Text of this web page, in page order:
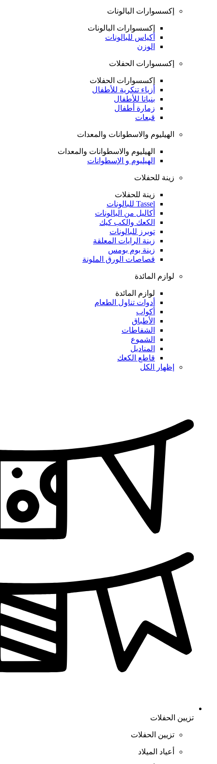
إكسسوارات البالونات
إكسسوارات البالونات
أكياس للبالونات
الوزن
إكسسوارات الحفلات
إكسسوارات الحفلات
أزياء تنكرية للأطفال
بنياتا للأطفال
زمارة أطفال
قبعات
الهيليوم والاسطوانات والمعدات
الهيليوم والاسطوانات والمعدات
الهيليوم و الإسطوانات
زينة للحفلات
زينة للحفلات
Tassel للبالونات
أكاليل من البالونات
الكعك والكب كيك
توبرز للبالونات
زينة الرايات المعلقة
زينة بوم بومس
قصاصات الورق الملونة
لوازم المائدة
لوازم المائدة
أدوات تناول الطعام
أكواب
الأطباق
الشفاطات
الشموع
المناديل
قاطع الكعك
إظهار الكل
تزيين الحفلات
تزيين الحفلات
أعياد الميلاد